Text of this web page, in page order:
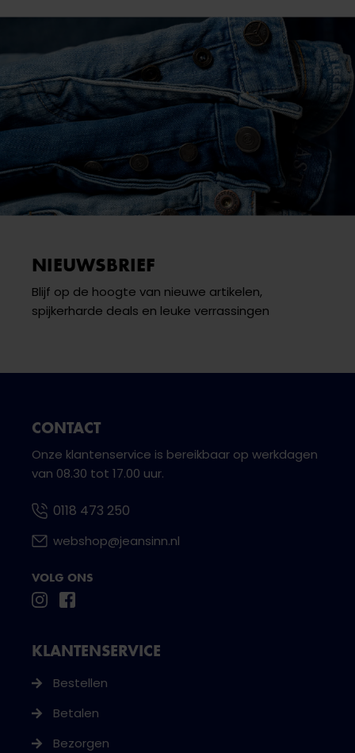
NIEUWSBRIEF
Blijf op de hoogte van nieuwe artikelen,
spijkerharde deals en leuke verrassingen
CONTACT
Onze klantenservice is bereikbaar op werkdagen
van 08.30 tot 17.00 uur.
0118 473 250
webshop@jeansinn.nl
VOLG ONS
KLANTENSERVICE
Bestellen
Betalen
Bezorgen